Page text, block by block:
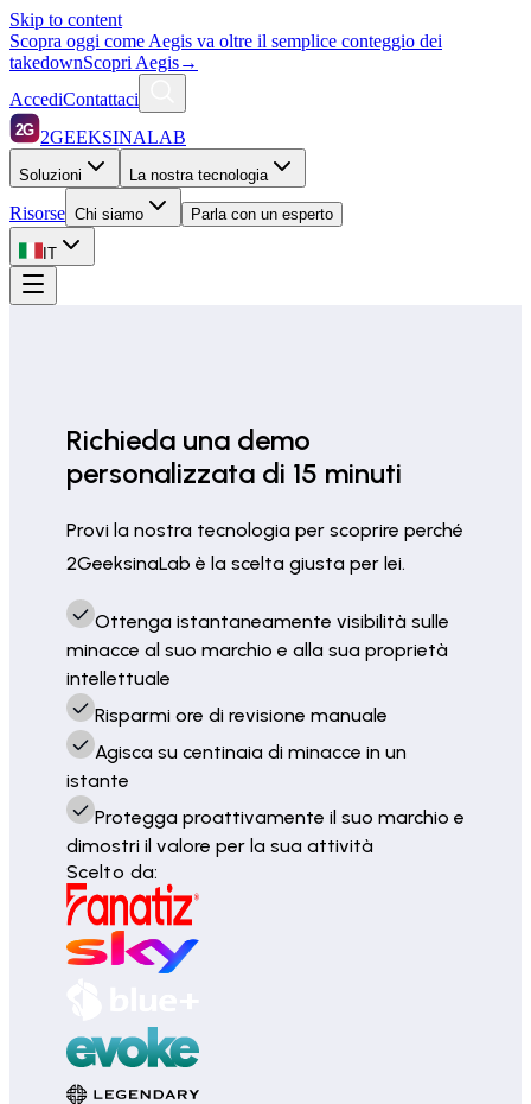
Skip to content
Scopra oggi come Aegis va oltre il semplice conteggio dei
takedownScopri Aegis→
AccediContattaci
2G 2GEEKSINALAB
Soluzioni La nostra tecnologia
Risorse Chi siamo Parla con un esperto
IT
Richieda una demo
personalizzata di 15 minuti
Provi la nostra tecnologia per scoprire perché
2GeeksinaLab è la scelta giusta per lei.
Ottenga istantaneamente visibilità sulle
minacce al suo marchio e alla sua proprietà
intellettuale
Risparmi ore di revisione manuale
Agisca su centinaia di minacce in un
istante
Protegga proattivamente il suo marchio e
dimostri il valore per la sua attività
Scelto da: